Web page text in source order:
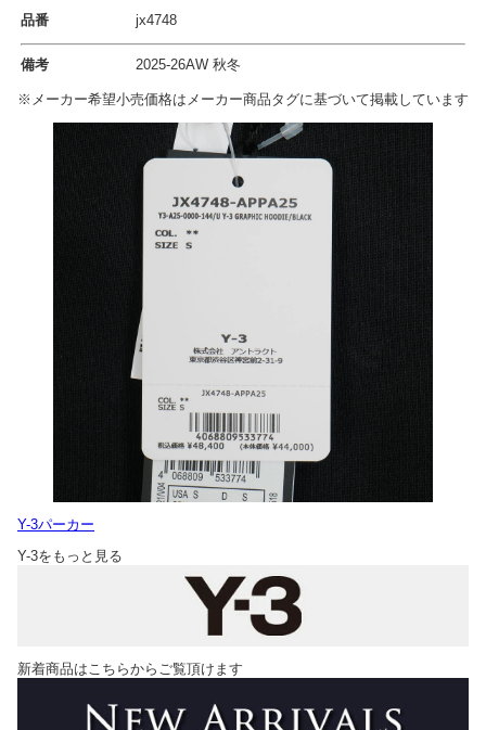
品番 jx4748
備考 2025-26AW 秋冬
※メーカー希望小売価格はメーカー商品タグに基づいて掲載しています
Y-3パーカー
Y-3をもっと見る
新着商品はこちらからご覧頂けます